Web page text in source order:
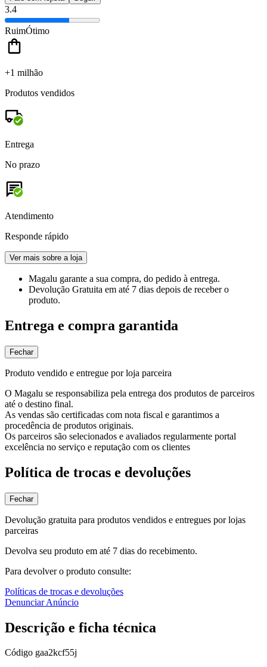
3.4
RuimÓtimo
+1 milhão
Produtos vendidos
Entrega
No prazo
Atendimento
Responde rápido
Ver mais sobre a loja
Magalu garante a sua compra, do pedido à entrega.
Devolução Gratuita em até 7 dias depois de receber o
produto.
Entrega e compra garantida
Fechar
Produto vendido e entregue por loja parceira
O Magalu se responsabiliza pela entrega dos produtos de parceiros
até o destino final.
As vendas são certificadas com nota fiscal e garantimos a
procedência de produtos originais.
Os parceiros são selecionados e avaliados regularmente portal
excelência no serviço e reputação com os clientes
Política de trocas e devoluções
Fechar
Devolução gratuita para produtos vendidos e entregues por lojas
parceiras
Devolva seu produto em até 7 dias do recebimento.
Para devolver o produto consulte:
Políticas de trocas e devoluções
Denunciar Anúncio
Descrição e ficha técnica
Código gaa2kcf55j